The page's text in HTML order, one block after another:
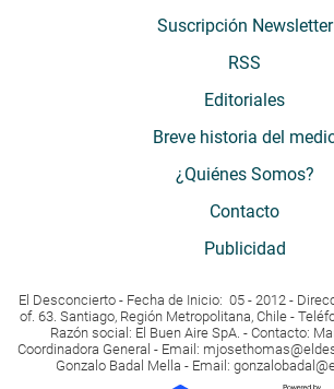
Suscripción Newsletter
RSS
Editoriales
Breve historia del
¿Quiénes Somos?
Contacto
Publicidad
El Desconcierto - Fecha de Inicio: 05 - 2012 -
of. 63. Santiago, Región Metropolitana, Chile -
Razón social: El Buen Aire SpA. - Contacto:
Coordinadora General - Email:
Gonzalo Badal Mella - Email: